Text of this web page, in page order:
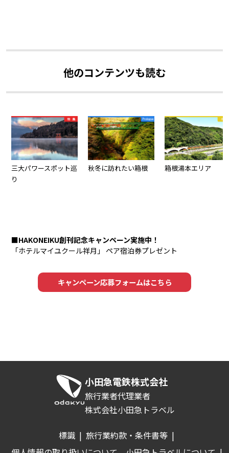
他のコンテンツも読む
三大パワースポット巡
り
秋冬に訪れたい箱根 箱根湯本エリア
■HAKONEIKU創刊記念キャンペーン実施中！
「ホテルマイユクール祥月」 ペア宿泊券プレゼント
キャンペーン応募フォームはこちら
小田急電鉄株式会社
旅行業者代理業者
株式会社小田急トラベル
標識 | 旅行業約款・条件書等 |